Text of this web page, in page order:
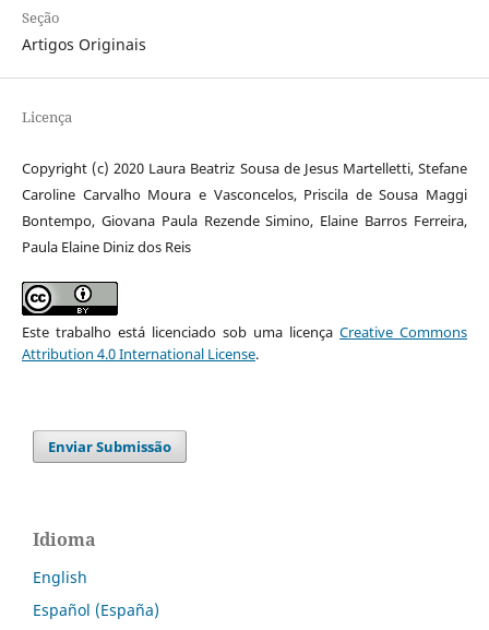
Seção
Artigos Originais
Licença
Copyright (c) 2020 Laura Beatriz Sousa de Jesus Martelletti, Stefane
Caroline Carvalho Moura e Vasconcelos, Priscila de Sousa Maggi
Bontempo, Giovana Paula Rezende Simino, Elaine Barros Ferreira,
Paula Elaine Diniz dos Reis
Este trabalho está licenciado sob uma licençaCreative Commons
Attribution 4.0 International License.
Enviar Submissão
Idioma
English
Español (España)